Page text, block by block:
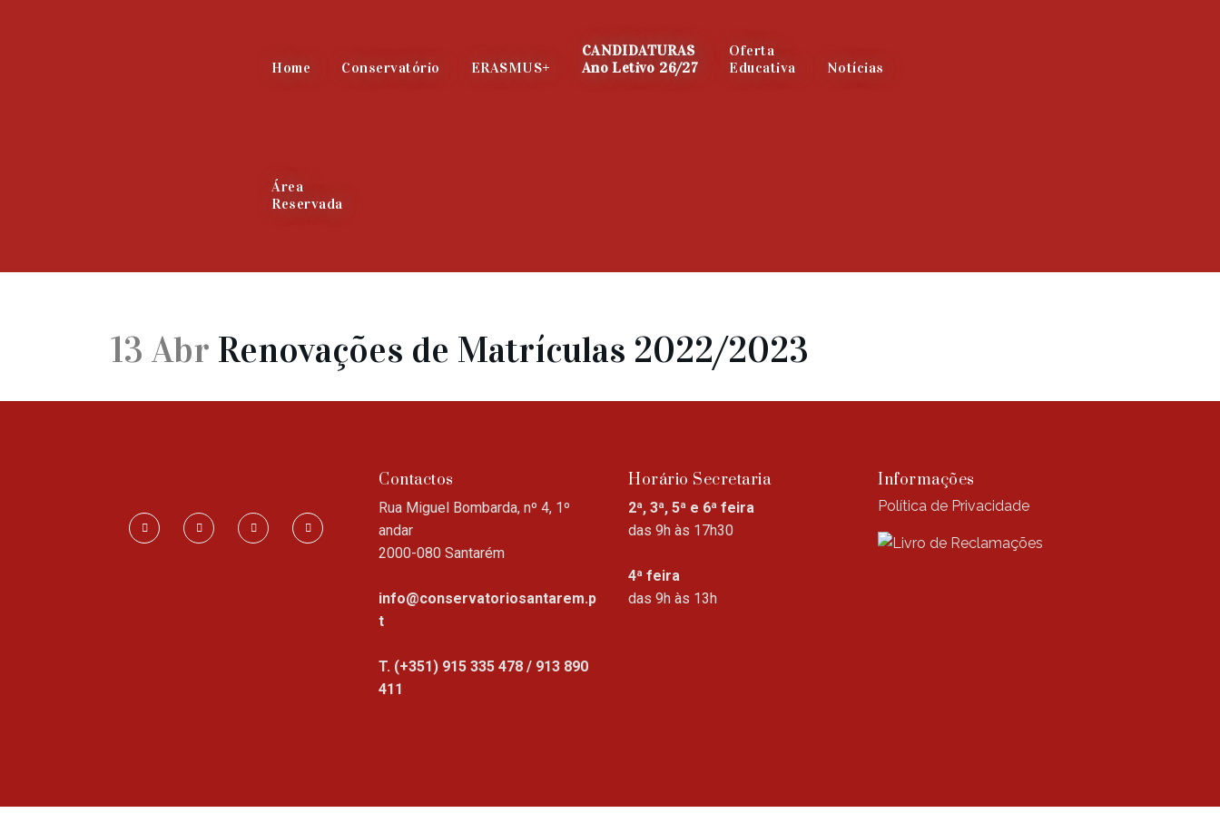
Home Conservatório ERASMUS+
CANDIDATURAS
Ano Letivo 26/27
Oferta
Educativa
Notícias
Área
Reservada
13 Abr Renovações de Matrículas 2022/2023
Contactos
Rua Miguel Bombarda, nº 4, 1º
andar
2000-080 Santarém
info@conservatoriosantarem.p
t
T. (+351) 915 335 478 / 913 890
411
Horário Secretaria
2ª, 3ª, 5ª e 6ª feira
das 9h às 17h30
4ª feira
das 9h às 13h
Informações
Política de Privacidade